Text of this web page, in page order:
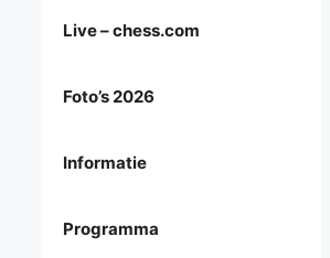
Live – chess.com
Foto’s 2026
Informatie
Programma